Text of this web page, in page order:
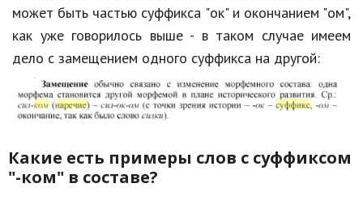
Путешествия
Строительство
Культура и общество
Мода и стиль
Бизнес
Хобби и развлечения
может быть частью суффикса "ок" и окончанием "ом",
как уже говорилось выше - в таком случае имеем
дело с замещением одного суффикса на другой:
Какие есть примеры слов с суффиксом
"-ком" в составе?